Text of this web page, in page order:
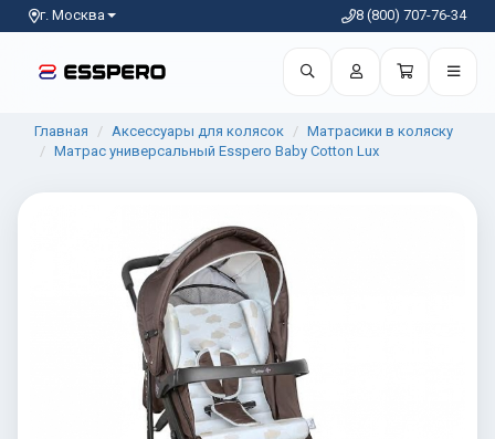
г. Москва 8 (800) 707-76-34
Главная Аксессуары для колясок
Матрасики в коляску
Матрас универсальный Esspero Baby Cotton Lux